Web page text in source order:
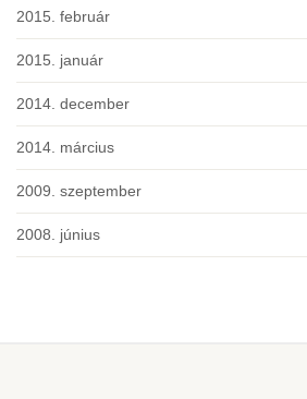
2015. február
2015. január
2014. december
2014. március
2009. szeptember
2008. június